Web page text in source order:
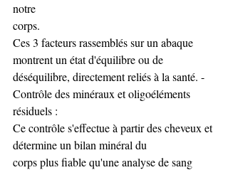
notre
corps.
Ces 3 facteurs rassemblés sur un abaque
montrent un état d'équilibre ou de
déséquilibre, directement reliés à la santé. -
Contrôle des minéraux et oligoéléments
résiduels :
Ce contrôle s'effectue à partir des cheveux et
détermine un bilan minéral du
corps plus fiable qu'une analyse de sang